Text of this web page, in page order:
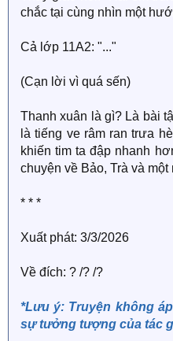
chắc tại cùng nhìn một
Cả lớp 11A2: "..."
(Cạn lời vì quá sến)
Thanh xuân là gì? Là bài
là tiếng ve râm ran trưa
khiến tim ta đập nhanh
chuyện về Bảo, Trà và
* * *
Xuất phát: 3/3/2026
Về đích: ? /? /?
*Lưu ý: Truyện không
sự tưởng tượng của tác